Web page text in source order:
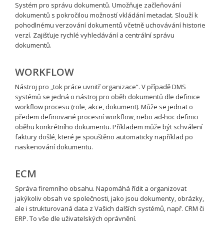
Systém pro správu dokumentů. Umožňuje začleňování
dokumentů s pokročilou možností vkládání metadat. Slouží k
pohodlnému verzování dokumentů včetně uchovávání historie
verzí. Zajišťuje rychlé vyhledávání a centrální správu
dokumentů.
WORKFLOW
Nástroj pro „tok práce uvnitř organizace“. V případě DMS
systémů se jedná o nástroj pro oběh dokumentů dle definice
workflow procesu (role, akce, dokument). Může se jednat o
předem definované procesní workflow, nebo ad-hoc definici
oběhu konkrétního dokumentu. Příkladem může být schválení
faktury došlé, které je spouštěno automaticky například po
naskenování dokumentu.
ECM
Správa firemního obsahu. Napomáhá řídit a organizovat
jakýkoliv obsah ve společnosti, jako jsou dokumenty, obrázky,
ale i strukturovaná data z Vašich dalších systémů, např. CRM či
ERP. To vše dle uživatelských oprávnění.